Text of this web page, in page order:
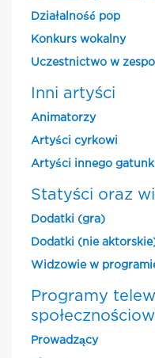
Działalność pop
Konkurs wokalny
Uczestnictwo w
Inni artyści
Animatorzy
Artyści cyrkowi
Artyści innego
Statyści oraz
Dodatki (gra)
Dodatki (nie
Widzowie w
Programy
Prowadzący